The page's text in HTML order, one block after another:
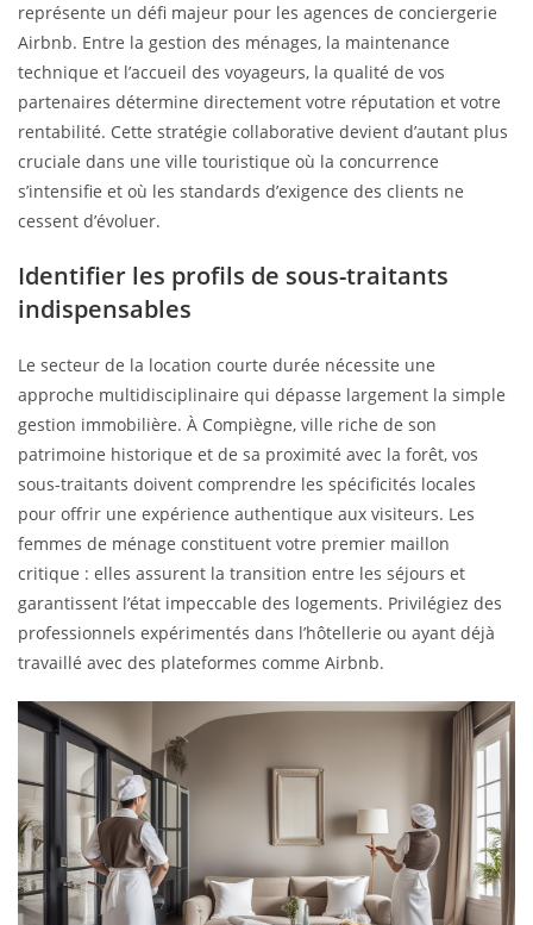
représente un défi majeur pour les agences de conciergerie
Airbnb. Entre la gestion des ménages, la maintenance
technique et l’accueil des voyageurs, la qualité de vos
partenaires détermine directement votre réputation et votre
rentabilité. Cette stratégie collaborative devient d’autant plus
cruciale dans une ville touristique où la concurrence
s’intensifie et où les standards d’exigence des clients ne
cessent d’évoluer.
Identifier les profils de sous-traitants
indispensables
Le secteur de la location courte durée nécessite une
approche multidisciplinaire qui dépasse largement la simple
gestion immobilière. À Compiègne, ville riche de son
patrimoine historique et de sa proximité avec la forêt, vos
sous-traitants doivent comprendre les spécificités locales
pour offrir une expérience authentique aux visiteurs. Les
femmes de ménage constituent votre premier maillon
critique : elles assurent la transition entre les séjours et
garantissent l’état impeccable des logements. Privilégiez des
professionnels expérimentés dans l’hôtellerie ou ayant déjà
travaillé avec des plateformes comme Airbnb.